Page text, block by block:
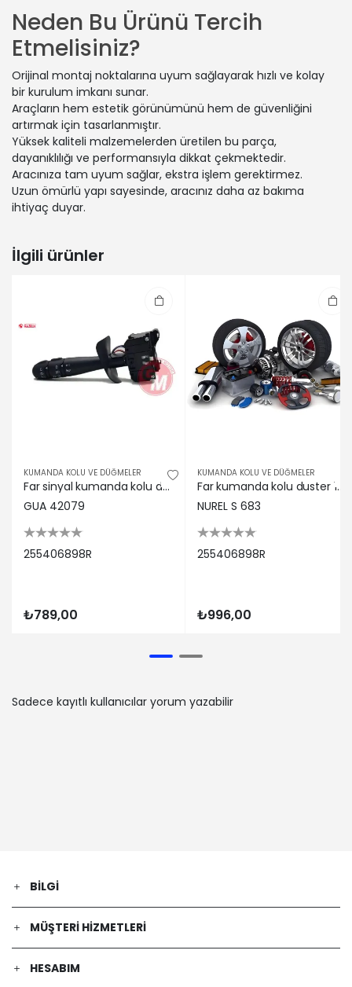
DACIA | DUSTER (HS_) | 1.5 dCi (HSAJ)
(Dizel) - 66 Kw 90 Ps | 2010-10-01 /
2018-01-01
DACIA | DUSTER Kasa/SUV | 1.6 16V 4x4
(Benzin) - 77 Kw 105 Ps | 2011-04-01 /
-
DACIA | DUSTER (HS_) | 1.6 16V
(Benzin) - 77 Kw 105 Ps | 2010-04-01 /
2018-01-01
Neden Bu Ürünü Tercih
Etmelisiniz?
Orijinal montaj noktalarına uyum sağlayarak hızlı ve kolay
bir kurulum imkanı sunar.
Araçların hem estetik görünümünü hem de güvenliğini
artırmak için tasarlanmıştır.
Yüksek kaliteli malzemelerden üretilen bu parça,
dayanıklılığı ve performansıyla dikkat çekmektedir.
Aracınıza tam uyum sağlar, ekstra işlem gerektirmez.
Uzun ömürlü yapı sayesinde, aracınız daha az bakıma
ihtiyaç duyar.
İlgili ürünler
KUMANDA KOLU VE DÜĞMELER
Far sinyal kumanda kolu duster gua 255406898r
GUA 42079
255406898R
₺789,00
KUMANDA KOLU VE DÜĞMELER
Far kumanda kolu duster 10> Nurel 255406898R
NUREL S 683
255406898R
₺996,00
Sadece kayıtlı kullanıcılar yorum yazabilir
BILGI
MÜŞTERI HIZMETLERI
HESABIM